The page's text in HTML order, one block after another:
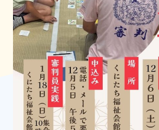
国立市ボランティアセンター